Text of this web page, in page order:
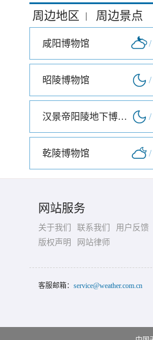
周边地区 | 周边景点
咸阳博物馆 /
昭陵博物馆 /
汉景帝阳陵地下博物馆 /
乾陵博物馆 /
网站服务
关于我们 联系我们
用户反馈
版权声明
网站律师
客服邮箱： service@weather.com.cn